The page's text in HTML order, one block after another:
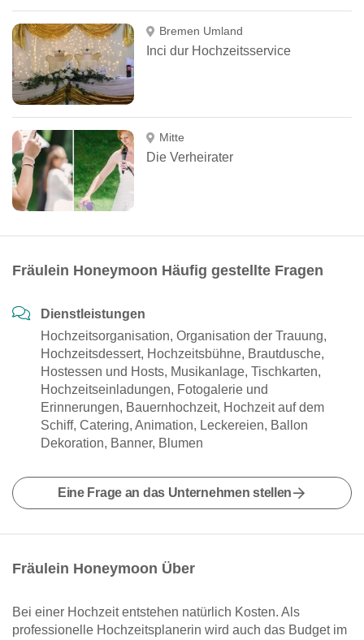
Bremen Umland
Inci dur Hochzeitsservice
Mitte
Die Verheirater
Fräulein Honeymoon Häufig gestellte Fragen
Dienstleistungen
Hochzeitsorganisation, Organisation der Trauung,
Hochzeitsdessert, Hochzeitsbühne, Brautdusche,
Hostessen und Hosts, Musikanlage, Tischkarten,
Hochzeitseinladungen, Fotogalerie und
Erinnerungen, Bauernhochzeit, Hochzeit auf dem
Schiff, Catering, Animation, Leckereien, Ballon
Dekoration, Banner, Blumen
Eine Frage an das Unternehmen stellen
Fräulein Honeymoon Über
Bei einer Hochzeit entstehen natürlich Kosten. Als
professionelle Hochzeitsplanerin wird auch das Budget im